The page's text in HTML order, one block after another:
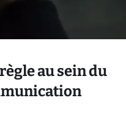
au sein du